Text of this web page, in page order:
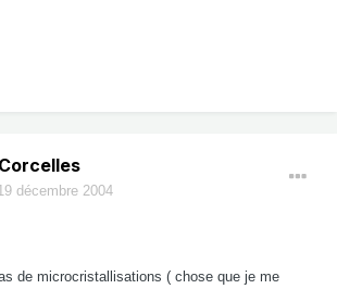
décembre 2004
de microcristallisations ( chose que je me